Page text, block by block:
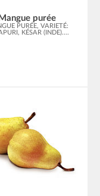
Mangue purée
PURÉE, VARIETÉ:
KÉSAR (INDE)....